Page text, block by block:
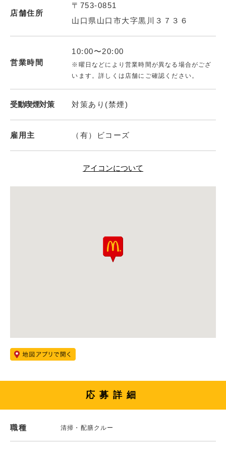
店舗住所
〒753-0851
山口県山口市大字黒川３７３６
営業時間
10:00〜20:00
※曜日などにより営業時間が異なる場合がござ
います。詳しくは店舗にご確認ください。
受動喫煙対策 対策あり(禁煙)
雇用主 （有）ビコーズ
アイコンについて
応募詳細
職種 清掃・配膳クルー